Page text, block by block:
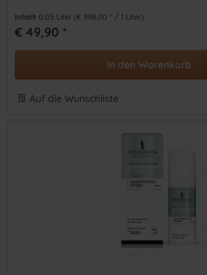
Inhalt 0.05 Liter (€ 998,00 * / 1 Liter)
€ 49,90 *
In den Warenkorb
Auf die Wunschliste